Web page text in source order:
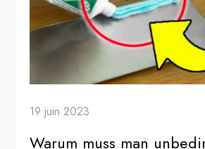
19 juin 2023
Warum muss man